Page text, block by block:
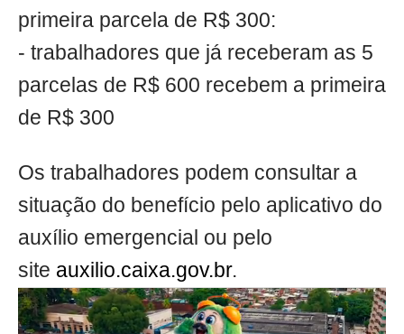
primeira parcela de R$ 300:
- trabalhadores que já receberam as 5
parcelas de R$ 600 recebem a primeira
de R$ 300
Os trabalhadores podem consultar a
situação do benefício pelo aplicativo do
auxílio emergencial ou pelo
site auxilio.caixa.gov.br.